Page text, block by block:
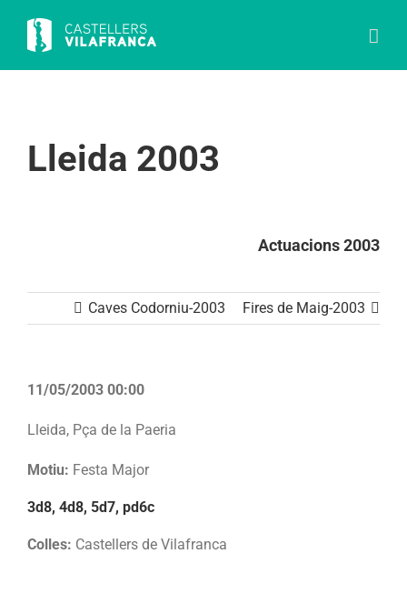
content
Lleida 2003
Actuacions 2003
Caves Codorniu-2003 Fires de Maig-2003
11/05/2003 00:00
Lleida, Pça de la Paeria
Motiu: Festa Major
3d8, 4d8, 5d7, pd6c
Colles: Castellers de Vilafranca